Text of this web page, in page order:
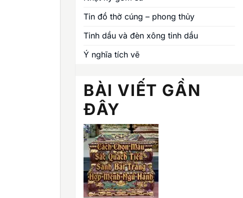
Tin đồ thờ cúng – phong thủy
Tinh dầu và đèn xông tinh dầu
Ý nghĩa tích vẽ
BÀI VIẾT GẦN
ĐÂY